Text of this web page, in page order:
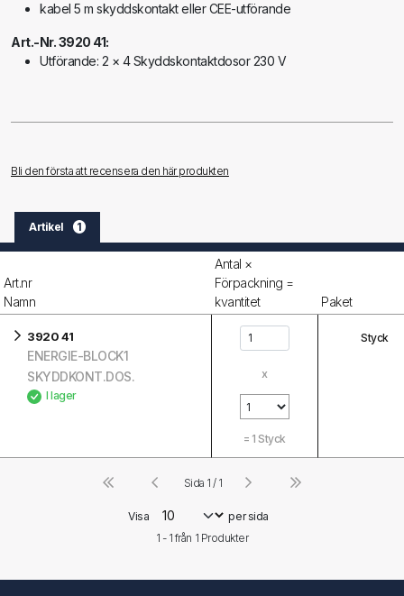
kabel 5 m skyddskontakt eller CEE-utförande
Art.-Nr. 3920 41:
Utförande: 2 × 4 Skyddskontaktdosor 230 V
Bli den första att recensera den här produkten
Artikel 1
Art.nr
Namn
Antal ×
Förpackning =
kvantitet
Paket
3920 41
ENERGIE-BLOCK1
SKYDDKONT.DOS.
I lager
x
= 1 Styck
Styck
Visa
per sida
1 - 1 från 1 Produkter
Sida 1 / 1